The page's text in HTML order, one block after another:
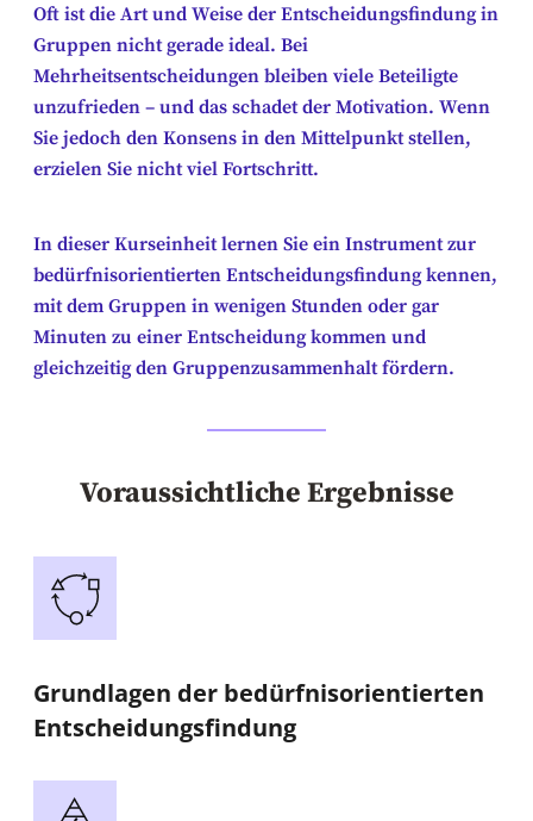
Oft ist die Art und Weise der Entscheidungsfindung in
Gruppen nicht gerade ideal. Bei
Mehrheitsentscheidungen bleiben viele Beteiligte
unzufrieden – und das schadet der Motivation. Wenn
Sie jedoch den Konsens in den Mittelpunkt stellen,
erzielen Sie nicht viel Fortschritt.
In dieser Kurseinheit lernen Sie ein Instrument zur
bedürfnisorientierten Entscheidungsfindung kennen,
mit dem Gruppen in wenigen Stunden oder gar
Minuten zu einer Entscheidung kommen und
gleichzeitig den Gruppenzusammenhalt fördern.
Voraussichtliche Ergebnisse
Grundlagen der bedürfnisorientierten
Entscheidungsfindung